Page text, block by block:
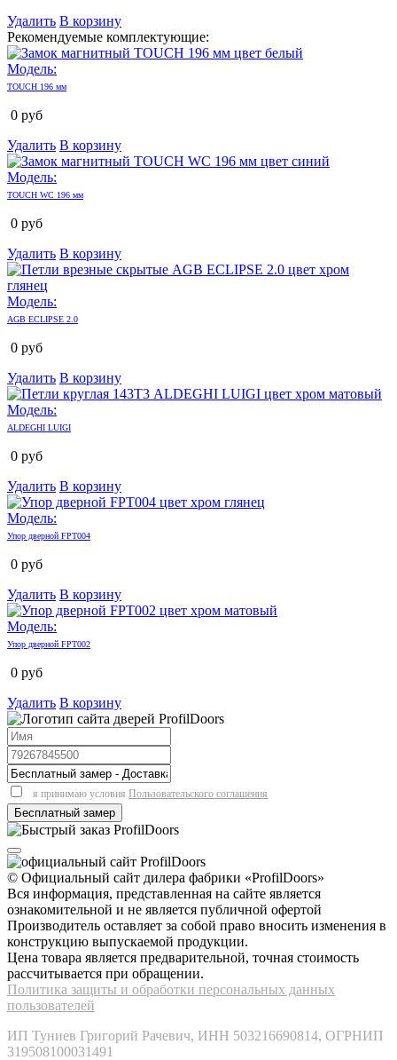
Удалить В корзину
Рекомендуемые комплектующие:
Модель:
TOUCH 196 мм
0 руб
Удалить В корзину
Модель:
TOUCH WC 196 мм
0 руб
Удалить В корзину
Модель:
AGB ECLIPSE 2.0
0 руб
Удалить В корзину
Модель:
ALDEGHI LUIGI
0 руб
Удалить В корзину
Модель:
Упор дверной FPT004
0 руб
Удалить В корзину
Модель:
Упор дверной FPT002
0 руб
Удалить В корзину
я принимаю условия Пользовательского соглашения
© Официальный сайт дилера фабрики «ProfilDoors»
Вся информация, представленная на сайте является
ознакомительной и не является публичной офертой
Производитель оставляет за собой право вносить изменения в
конструкцию выпускаемой продукции.
Цена товара является предварительной, точная стоимость
рассчитывается при обращении.
Политика защиты и обработки персональных данных
пользователей
ИП Туниев Григорий Рачевич, ИНН 503216690814, ОГРНИП
319508100031491